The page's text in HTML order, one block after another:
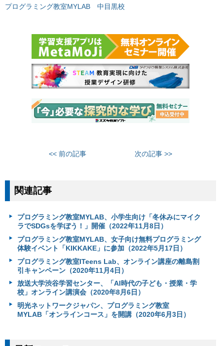
プログラミング教室MYLAB 中目黒校
<< 前の記事 次の記事 >>
関連記事
プログラミング教室MYLAB、小学生向け「冬休みにマイク
ラでSDGsを学ぼう！」開催（2022年11月8日）
プログラミング教室MYLAB、女子向け無料プログラミング
体験イベント「KIKKAKE」に参加（2022年5月17日）
プログラミング教室ITeens Lab、オンライン講座の離島割
引キャンペーン（2020年11月4日）
放送大学渋谷学習センター、「AI時代の子ども・授業・学
校」オンライン講演会（2020年8月6日）
明光ネットワークジャパン、プログラミング教室
MYLAB「オンラインコース」を開講（2020年6月3日）